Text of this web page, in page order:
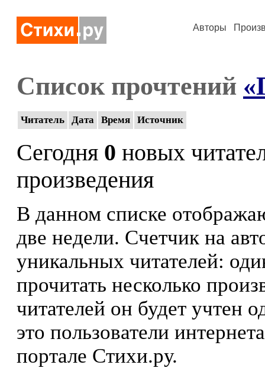
Авторы
Список прочтений
Читатель Дата Время Источник
Сегодня 0 новых
произведения
В данном списке
две недели. Счетчик на
уникальных читателей:
прочитать несколько
читателей он будет учтен
это пользователи
портале Стихи.ру.